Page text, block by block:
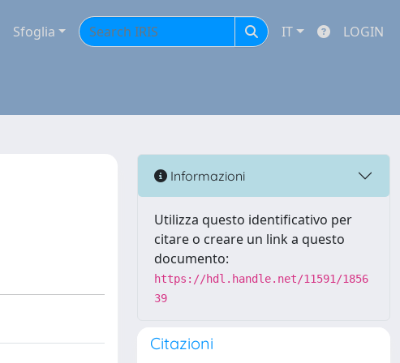
Sfoglia IT LOGIN
Informazioni
Utilizza questo identificativo per
citare o creare un link a questo
documento:
https://hdl.handle.net/11591/1856
39
Citazioni